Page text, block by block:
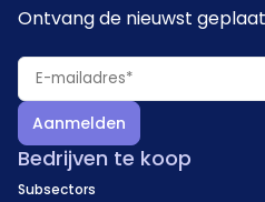
Ontvang de nieuwst
Aanmelden
Bedrijven te koop
Subsectors